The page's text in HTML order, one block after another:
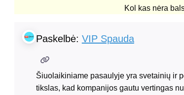
Kol kas nėra
Paskelbė: VIP Spauda
Šiuolaikiniame pasaulyje yra svetainių ir
tikslas, kad kompanijos gautu vertingas